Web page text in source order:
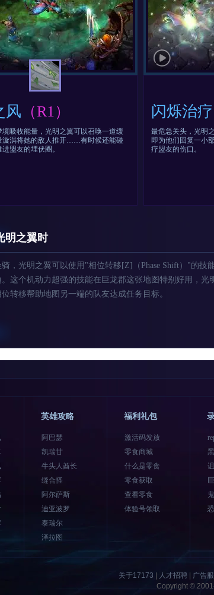
风 （R1）
境吸收能量，光明之翼可以召唤一道缓
漩涡将她的敌人推开……有时候还能碰
盟友的埋伏圈。
闪烁治疗
最危急关头，光明
即为他们回复一小
疗盟友的伤口。
明之翼时
，光明之翼可以使用"相位转移[Z]（Phase Shift）"的技
这个机动力超强的技能在巨龙郡这张地图特别好用，光
转移帮助地图另一端的队友达成任务目标。
英雄攻略
阿巴瑟
凯瑞甘
牛头人酋长
缝合怪
阿尔萨斯
迪亚波罗
泰瑞尔
泽拉图
福利礼包
激活码发放
零食商城
什么是零食
零食获取
查看零食
体验号领取
关于17173 人才招聘| 广告
Copyright ©